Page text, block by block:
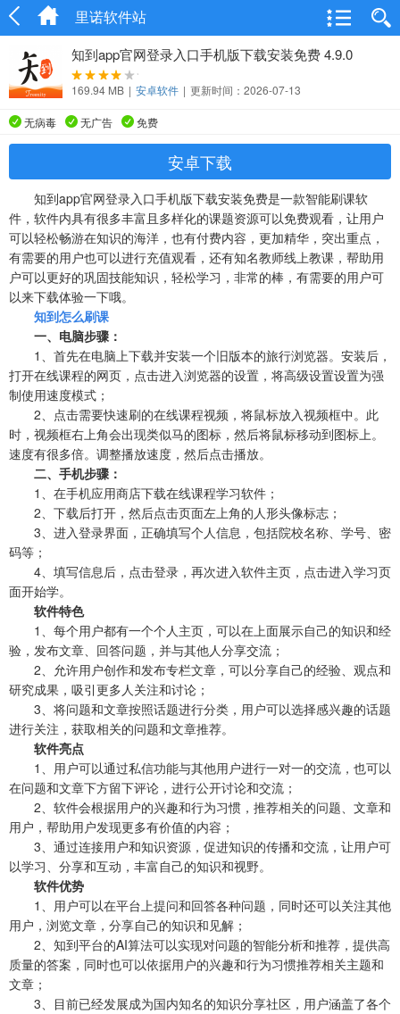
里诺软件站
知到app官网登录入口手机版下载安装免费 4.9.0
169.94 MB | 安卓软件 | 更新时间：2026-07-13
无病毒 无广告 免费
安卓下载
知到app官网登录入口手机版下载安装免费是一款智能刷课软
件，软件内具有很多丰富且多样化的课题资源可以免费观看，让用户
可以轻松畅游在知识的海洋，也有付费内容，更加精华，突出重点，
有需要的用户也可以进行充值观看，还有知名教师线上教课，帮助用
户可以更好的巩固技能知识，轻松学习，非常的棒，有需要的用户可
以来下载体验一下哦。
知到怎么刷课
一、电脑步骤：
1、首先在电脑上下载并安装一个旧版本的旅行浏览器。安装后，
打开在线课程的网页，点击进入浏览器的设置，将高级设置设置为强
制使用速度模式；
2、点击需要快速刷的在线课程视频，将鼠标放入视频框中。此
时，视频框右上角会出现类似马的图标，然后将鼠标移动到图标上。
速度有很多倍。调整播放速度，然后点击播放。
二、手机步骤：
1、在手机应用商店下载在线课程学习软件；
2、下载后打开，然后点击页面左上角的人形头像标志；
3、进入登录界面，正确填写个人信息，包括院校名称、学号、密
码等；
4、填写信息后，点击登录，再次进入软件主页，点击进入学习页
面开始学。
软件特色
1、每个用户都有一个个人主页，可以在上面展示自己的知识和经
验，发布文章、回答问题，并与其他人分享交流；
2、允许用户创作和发布专栏文章，可以分享自己的经验、观点和
研究成果，吸引更多人关注和讨论；
3、将问题和文章按照话题进行分类，用户可以选择感兴趣的话题
进行关注，获取相关的问题和文章推荐。
软件亮点
1、用户可以通过私信功能与其他用户进行一对一的交流，也可以
在问题和文章下方留下评论，进行公开讨论和交流；
2、软件会根据用户的兴趣和行为习惯，推荐相关的问题、文章和
用户，帮助用户发现更多有价值的内容；
3、通过连接用户和知识资源，促进知识的传播和交流，让用户可
以学习、分享和互动，丰富自己的知识和视野。
软件优势
1、用户可以在平台上提问和回答各种问题，同时还可以关注其他
用户，浏览文章，分享自己的知识和见解；
2、知到平台的AI算法可以实现对问题的智能分析和推荐，提供高
质量的答案，同时也可以依据用户的兴趣和行为习惯推荐相关主题和
文章；
3、目前已经发展成为国内知名的知识分享社区，用户涵盖了各个